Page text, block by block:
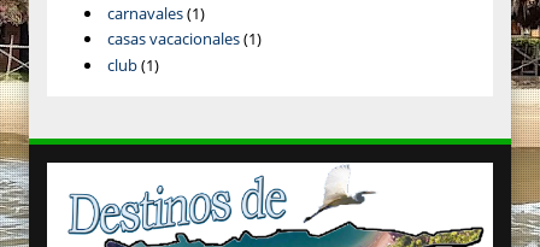
carnavales(1)
casas vacacionales(1)
club(1)